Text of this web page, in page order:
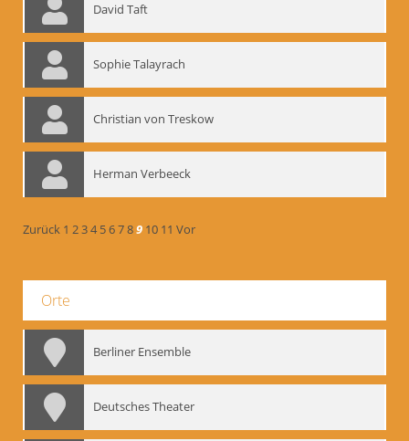
David Taft
Sophie Talayrach
Christian von Treskow
Herman Verbeeck
Zurück 1 234 56789 10 11 Vor
Orte
Berliner Ensemble
Deutsches Theater